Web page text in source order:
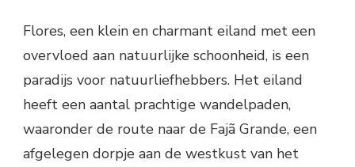
Flores, een klein en charmant eiland met een
overvloed aan natuurlijke schoonheid, is een
paradijs voor natuurliefhebbers. Het eiland
heeft een aantal prachtige wandelpaden,
waaronder de route naar de Fajã Grande, een
afgelegen dorpje aan de westkust van het